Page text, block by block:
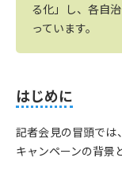
る化」し、各自
っています。
はじめに
記者会見の冒頭では
キャンペーンの背景